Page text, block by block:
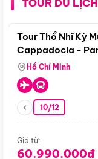
TOUR DU
Tour Thổ Nhĩ Kỳ
Cappadocia -
Hồ Chí Minh
10/12
Giá từ:
60.990.000đ